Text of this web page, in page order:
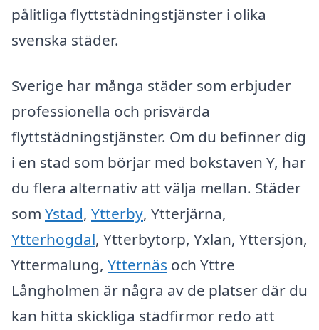
pålitliga flyttstädningstjänster i olika
svenska städer.
Sverige har många städer som erbjuder
professionella och prisvärda
flyttstädningstjänster. Om du befinner dig
i en stad som börjar med bokstaven Y, har
du flera alternativ att välja mellan. Städer
som Ystad, Ytterby, Ytterjärna,
Ytterhogdal, Ytterbytorp, Yxlan, Yttersjön,
Yttermalung, Ytternäs och Yttre
Långholmen är några av de platser där du
kan hitta skickliga städfirmor redo att